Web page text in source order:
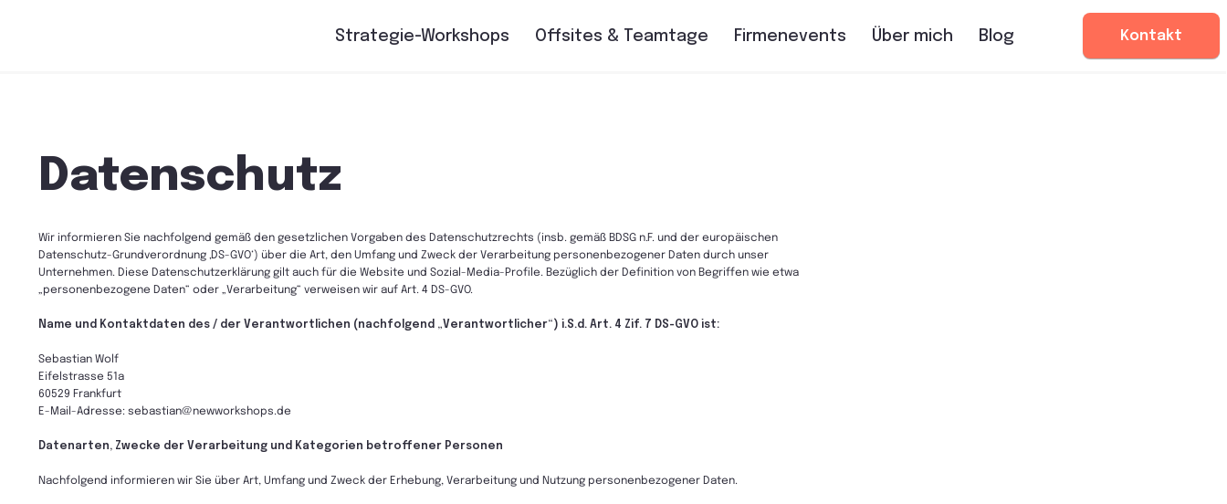
Strategie-Workshops Offsites & Teamtage Firmenevents Über mich Blog Kontakt
Datenschutz
Wir informieren Sie nachfolgend gemäß den gesetzlichen Vorgaben des Datenschutzrechts (insb. gemäß BDSG n.F. und der europäischen
Datenschutz-Grundverordnung ‚DS-GVO‘) über die Art, den Umfang und Zweck der Verarbeitung personenbezogener Daten durch unser
Unternehmen. Diese Datenschutzerklärung gilt auch für die Website und Sozial-Media-Profile. Bezüglich der Definition von Begriffen wie etwa
„personenbezogene Daten“ oder „Verarbeitung“ verweisen wir auf Art. 4 DS-GVO.
Name und Kontaktdaten des / der Verantwortlichen (nachfolgend „Verantwortlicher“) i.S.d. Art. 4 Zif. 7 DS-GVO ist:
Sebastian Wolf
Eifelstrasse 51a
60529 Frankfurt
E-Mail-Adresse: sebastian@newworkshops.de
Datenarten, Zwecke der Verarbeitung und Kategorien betroffener Personen
Nachfolgend informieren wir Sie über Art, Umfang und Zweck der Erhebung, Verarbeitung und Nutzung personenbezogener Daten.